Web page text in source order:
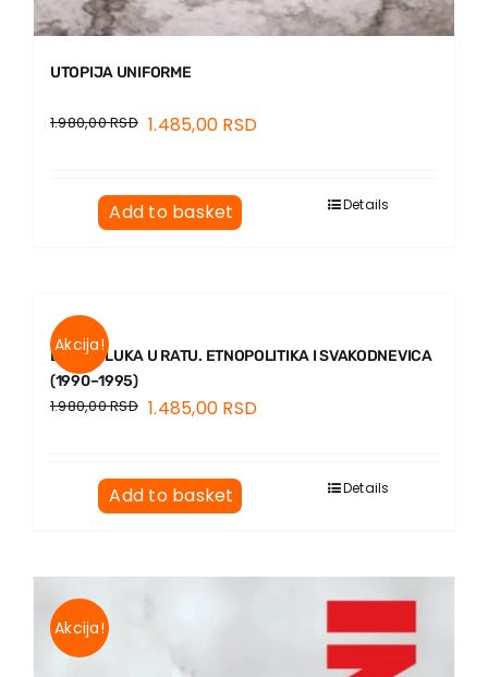
UTOPIJA UNIFORME
1.980,00RSD 1.485,00 RSD
Add to basket Details
Akcija!
BANJA LUKA U RATU. ETNOPOLITIKA I SVAKODNEVICA
(1990–1995)
1.980,00RSD 1.485,00 RSD
Add to basket Details
Akcija!